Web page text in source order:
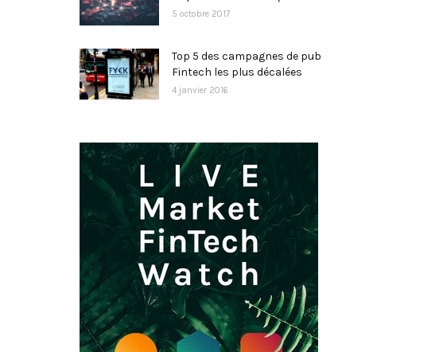
5 octobre 2017
Top 5 des campagnes de pub
Fintech les plus décalées
4 janvier 2016